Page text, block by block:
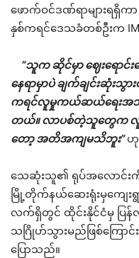
ဖောက်ဝင်ဒဏ်ရာများရရှိ
နှစ်ကရင်ဒေသခံတစ်ဦးက
“သူက ဆိုင်မှာ ဈေးရောင်
နေရာမှာပဲ ချက်ချင်းဆုံး
ကရင်လူမှုကယ်ဆယ်ရေးအသ
တယ်။ လာပစ်တဲ့သူတွေက
တော့ အတိအကျမသိဘူး”
သေဆုံးသူ၏ ရုပ်အလောင်း
မြို့တိုက်နယ်ဆေးရုံးမှကျေး
လက်ရှိတွင် ထိုင်းနိုင်ငံမှ ပြ
သဂြိုဟ်သွားမည်ဖြစ်ကြောင်
ပြောသည်။